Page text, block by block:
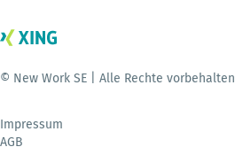
© New Work SE | Alle Rechte vorbehalten
Impressum
AGB